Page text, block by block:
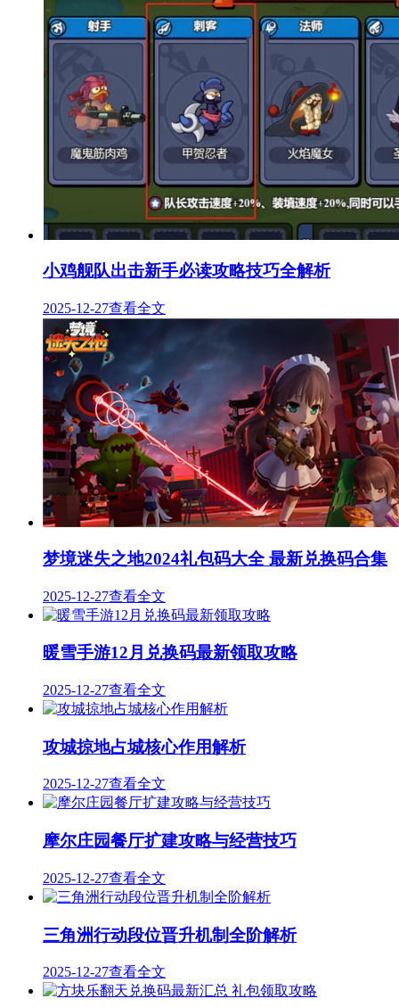
小鸡舰队出击新手必读攻略技巧全解析
2025-12-27查看全文
梦境迷失之地2024礼包码大全 最新兑换码合集
2025-12-27查看全文
暖雪手游12月兑换码最新领取攻略
2025-12-27查看全文
攻城掠地占城核心作用解析
2025-12-27查看全文
摩尔庄园餐厅扩建攻略与经营技巧
2025-12-27查看全文
三角洲行动段位晋升机制全阶解析
2025-12-27查看全文